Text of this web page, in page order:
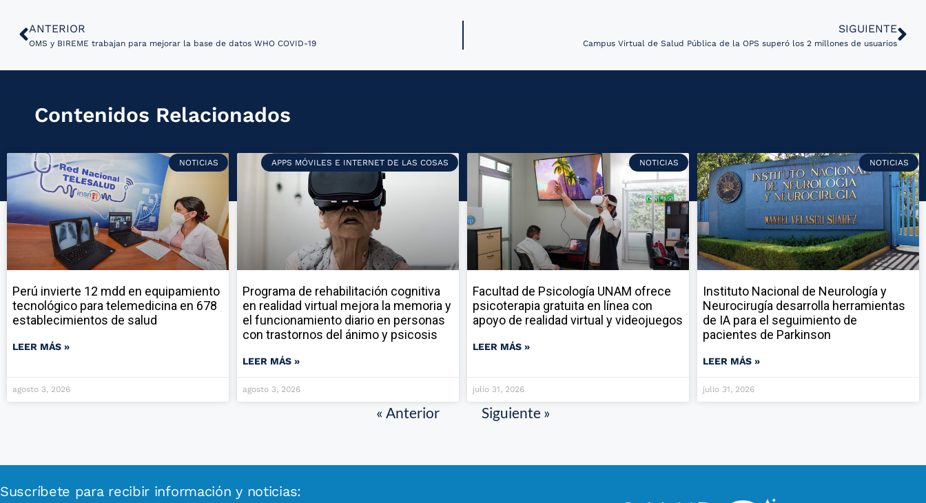
ANTERIOR
OMS y BIREME trabajan para mejorar la base de datos WHO COVID-19
SIGUIENTE
Campus Virtual de Salud Pública de la OPS superó los 2 millones de usuarios
Contenidos Relacionados
NOTICIAS
Perú invierte 12 mdd en equipamiento
tecnológico para telemedicina en 678
establecimientos de salud
LEER MÁS »
agosto 3, 2026
APPS MÓVILES E INTERNET DE LAS COSAS
Programa de rehabilitación cognitiva
en realidad virtual mejora la memoria y
el funcionamiento diario en personas
con trastornos del ánimo y psicosis
LEER MÁS »
agosto 3, 2026
NOTICIAS
Facultad de Psicología UNAM ofrece
psicoterapia gratuita en línea con
apoyo de realidad virtual y videojuegos
LEER MÁS »
julio 31, 2026
NOTICIAS
Instituto Nacional de Neurología y
Neurocirugía desarrolla herramientas
de IA para el seguimiento de
pacientes de Parkinson
LEER MÁS »
julio 31, 2026
« Anterior Siguiente »
Suscríbete para recibir información y noticias: